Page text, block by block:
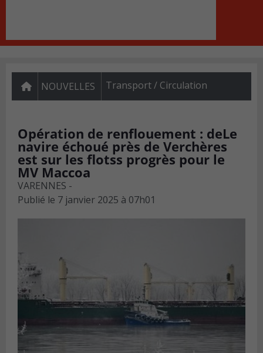
NOUVELLES Transport / Circulation
Opération de renflouement : deLe
navire échoué près de Verchères
est sur les flotss progrès pour le
MV Maccoa
VARENNES -
Publié le 7 janvier 2025 à 07h01